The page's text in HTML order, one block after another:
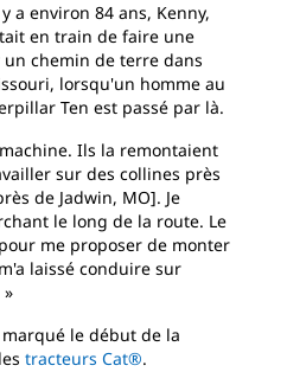
a environ 84 ans, Kenny,
en train de faire une
chemin de terre dans
lorsqu'un homme au
Ten est passé par là.
Ils la remontaient
sur des collines près
de Jadwin, MO]. Je
le long de la route. Le
me proposer de monter
laissé conduire sur
le début de la
tracteurs Cat®.